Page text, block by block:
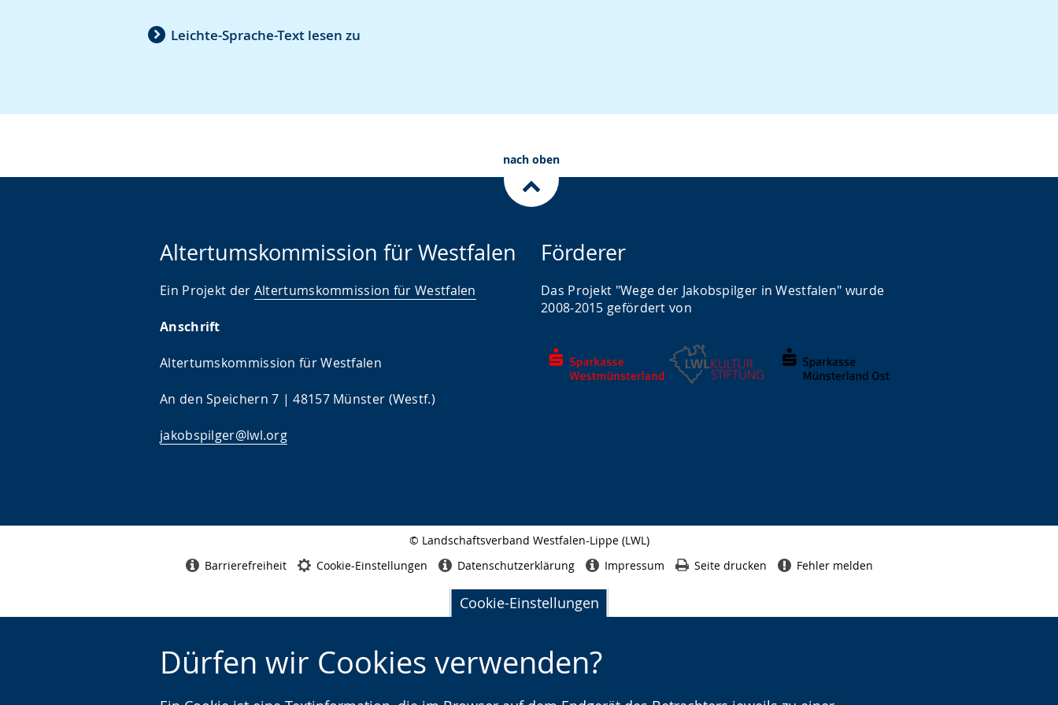
Cookie-Einstellungen
Dürfen wir Cookies verwenden?
Leichte-Sprache-Text lesen zu
Leichten
Audio-
Video
wird
nach oben
Altertumskommission für Westfalen
Ein Projekt der Altertumskommission für Westfalen
Anschrift
Altertumskommission für Westfalen
An den Speichern 7 | 48157 Münster (Westf.)
jakobspilger@lwl.org
Förderer
Das Projekt "Wege der Jakobspilger in Westfalen" wurde
2008-2015 gefördert von
© Landschaftsverband Westfalen-Lippe (LWL)
Barrierefreiheit Cookie-Einstellungen Datenschutzerklärung Impressum Seite drucken Fehler melden